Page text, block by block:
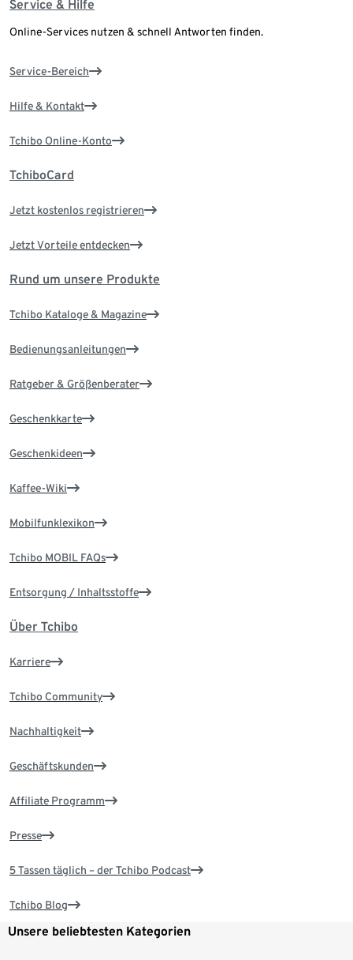
Service & Hilfe
Online-Services nutzen & schnell Antworten finden.
Service-Bereich
Hilfe & Kontakt
Tchibo Online-Konto
TchiboCard
Jetzt kostenlos registrieren
Jetzt Vorteile entdecken
Rund um unsere Produkte
Tchibo Kataloge & Magazine
Bedienungsanleitungen
Ratgeber & Größenberater
Geschenkkarte
Geschenkideen
Kaffee-Wiki
Mobilfunklexikon
Tchibo MOBIL FAQs
Entsorgung / Inhaltsstoffe
Über Tchibo
Karriere
Tchibo Community
Nachhaltigkeit
Geschäftskunden
Affiliate Programm
Presse
5 Tassen täglich – der Tchibo Podcast
Tchibo Blog
Unsere beliebtesten Kategorien